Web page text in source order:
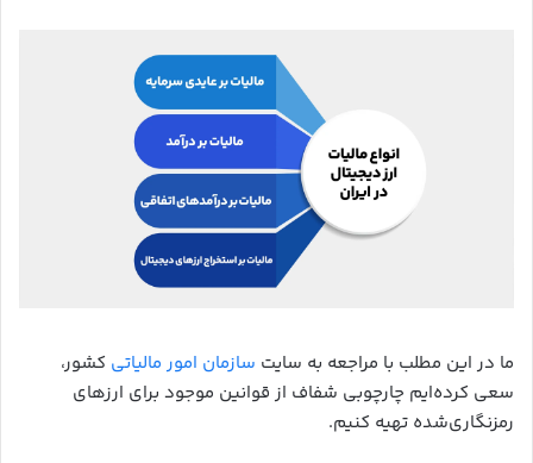
ما در این مطلب با مراجعه به سایت سازمان امور مالیاتی کشور،
سعی کرده‌ایم چارچوبی شفاف از قوانین موجود برای ارزهای
رمزنگاری‌شده تهیه کنیم.